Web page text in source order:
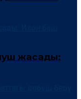
жасады: